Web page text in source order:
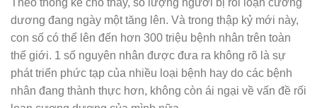
dương đang ngày một tăng lên. Và trong thập kỷ mới này,
con số có thể lên đến hơn 300 triệu bệnh nhân trên toàn
thế giới. 1 số nguyên nhân được đưa ra không rõ là sự
phát triển phức tạp của nhiều loại bệnh hay do các bệnh
nhân đang thành thực hơn, không còn ái ngại về vấn đề rối